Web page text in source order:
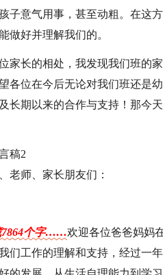
子意气用事，甚至动粗。在这
做好并理解我们的。
家长的相处，我发现我们班的
各位在今后无论对我们班还是
长期以来的合作与支持！那今
稿2
老师、家长朋友们：
个字……欢迎各位爸爸妈妈
们工作的理解和支持，经过一